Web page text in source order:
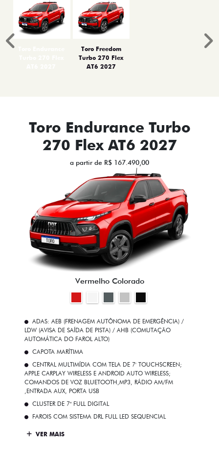
Toro Freedom
Turbo 270 Flex
AT6 2027
Anterior
Toro Endurance Turbo
270 Flex AT6 2027
a partir de R$ 167.490,00
Vermelho Colorado
ADAS: AEB (FRENAGEM AUTÔNOMA DE EMERGÊNCIA) /
LDW (AVISA DE SAÍDA DE PISTA) / AHB (COMUTAÇÃO
AUTOMÁTICA DO FAROL ALTO)
CAPOTA MARÍTIMA
CENTRAL MULTIMÍDIA COM TELA DE 7' TOUCHSCREEN;
APPLE CARPLAY WIRELESS E ANDROID AUTO WIRELESS;
COMANDOS DE VOZ BLUETOOTH,MP3, RÁDIO AM/FM
,ENTRADA AUX, PORTA USB
CLUSTER DE 7" FULL DIGITAL
FAROIS COM SISTEMA DRL FULL LED SEQUENCIAL
VER MAIS